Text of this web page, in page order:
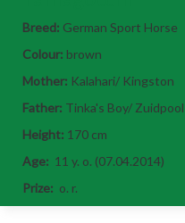
Breed: German Sport Horse
Colour: brown
Mother: Kalahari/ Kingston
Father: Tinka's Boy/ Zuidpool
Height: 170 cm
Age: 11 y. o. (07.04.2014)
Prize: o. r.